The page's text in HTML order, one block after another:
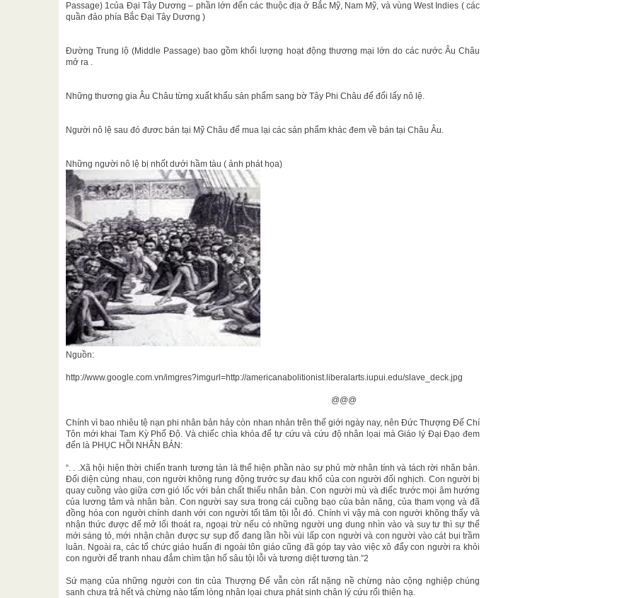
Passage) 1của Đại Tây Dương – phần lớn đến các thuộc địa ở Bắc Mỹ, Nam Mỹ, và vùng West Indies ( các
quần đảo phía Bắc Đại Tây Dương )
Đường Trung lộ (Middle Passage) bao gồm khối lượng hoạt động thương mại lớn do các nước Âu Châu
mở ra .
Những thương gia Âu Châu từng xuất khẩu sản phẩm sang bờ Tây Phi Châu để đổi lấy nô lệ.
Người nô lệ sau đó đươc bán tại Mỹ Châu để mua lại các sản phẩm khác đem về bán tại Châu Âu.
Những người nô lệ bị nhốt dưới hầm tàu ( ảnh phát họa)
Nguồn:
http://www.google.com.vn/imgres?imgurl=http://americanabolitionist.liberalarts.iupui.edu/slave_deck.jpg
@@@
Chính vì bao nhiêu tệ nạn phi nhân bản hảy còn nhan nhản trên thế giới ngày nay, nên Đức Thượng Đế Chí
Tôn mới khai Tam Kỳ Phổ Độ. Và chiếc chìa khóa để tự cứu và cứu độ nhân lọai mà Giáo lý Đại Đạo đem
đến là PHỤC HỒI NHÂN BẢN:
“. . .Xã hội hiện thời chiến tranh tương tàn là thể hiện phần nào sự phủ mờ nhân tính và tách rời nhân bản.
Đối diện cùng nhau, con người không rung động trước sự đau khổ của con người đối nghịch. Con người bị
quay cuồng vào giữa cơn gió lốc với bản chất thiếu nhân bản. Con người mù và điếc trước mọi âm hướng
của lương tâm và nhân bản. Con người say sưa trong cái cuồng bạo của bản năng, của tham vọng và đã
đồng hóa con người chính danh với con người tối tăm tội lỗi đó. Chính vì vậy mà con người không thấy và
nhận thức được để mở lối thoát ra, ngoại trừ nếu có những người ung dung nhìn vào và suy tư thì sự thế
mới sáng tỏ, mới nhận chân được sự sụp đổ đang lần hồi vùi lấp con người và con người vào cát bụi trầm
luân. Ngoài ra, các tổ chức giáo huấn đi ngoài tôn giáo cũng đã góp tay vào việc xô đẩy con người ra khỏi
con người để tranh nhau đắm chìm tận hố sâu tội lỗi và tương diệt tương tàn.”2
Sứ mạng của những người con tin của Thượng Đế vẫn còn rất nặng nề chừng nào cộng nghiệp chúng
sanh chưa trả hết và chừng nào tấm lòng nhân lọai chưa phát sinh chân lý cứu rổi thiên hạ.